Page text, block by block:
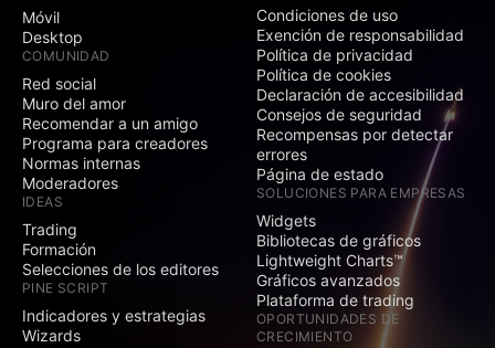
Móvil
Desktop
COMUNIDAD
Red social
Muro del amor
Recomendar a un amigo
Programa para creadores
Normas internas
Moderadores
IDEAS
Trading
Formación
Selecciones de los editores
PINE SCRIPT
Indicadores y estrategias
Wizards
Condiciones de uso
Exención de responsabilidad
Política de privacidad
Política de cookies
Declaración de accesibilidad
Consejos de seguridad
Recompensas por detectar
errores
Página de estado
SOLUCIONES PARA EMPRESAS
Widgets
Bibliotecas de gráficos
Lightweight Charts™
Gráficos avanzados
Plataforma de trading
OPORTUNIDADES DE
CRECIMIENTO